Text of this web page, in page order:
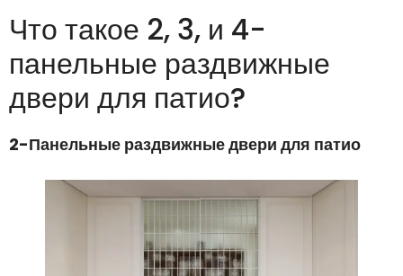
Что такое 2, 3, и 4-
панельные раздвижные
двери для патио?
2-Панельные раздвижные двери для патио